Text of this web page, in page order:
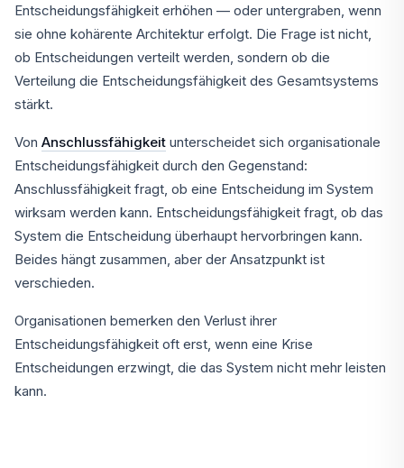
Entscheidungsfähigkeit erhöhen — oder untergraben, wenn
sie ohne kohärente Architektur erfolgt. Die Frage ist nicht,
ob Entscheidungen verteilt werden, sondern ob die
Verteilung die Entscheidungsfähigkeit des Gesamtsystems
stärkt.
Von Anschlussfähigkeit unterscheidet sich organisationale
Entscheidungsfähigkeit durch den Gegenstand:
Anschlussfähigkeit fragt, ob eine Entscheidung im System
wirksam werden kann. Entscheidungsfähigkeit fragt, ob das
System die Entscheidung überhaupt hervorbringen kann.
Beides hängt zusammen, aber der Ansatzpunkt ist
verschieden.
Organisationen bemerken den Verlust ihrer
Entscheidungsfähigkeit oft erst, wenn eine Krise
Entscheidungen erzwingt, die das System nicht mehr leisten
kann.